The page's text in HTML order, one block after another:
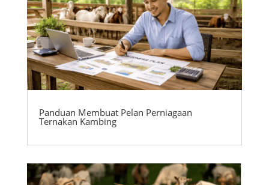
Panduan Membuat Pelan Perniagaan
Ternakan Kambing